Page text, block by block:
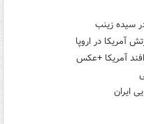
سیده زینب
آمریکا در اروپا
ایران